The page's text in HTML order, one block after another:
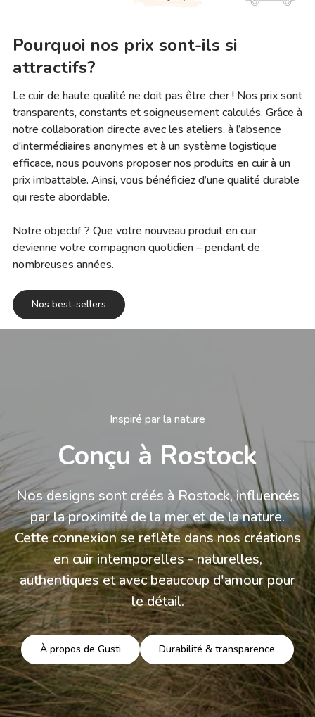
Pourquoi nos prix sont-ils si
attractifs?
Le cuir de haute qualité ne doit pas être cher ! Nos prix sont
transparents, constants et soigneusement calculés. Grâce à
notre collaboration directe avec les ateliers, à l’absence
d’intermédiaires anonymes et à un système logistique
efficace, nous pouvons proposer nos produits en cuir à un
prix imbattable. Ainsi, vous bénéficiez d’une qualité durable
qui reste abordable.
Notre objectif ? Que votre nouveau produit en cuir
devienne votre compagnon quotidien – pendant de
nombreuses années.
Nos best-sellers
Inspiré par la nature
Conçu à Rostock
Nos designs sont créés à Rostock, influencés
par la proximité de la mer et de la nature.
Cette connexion se reflète dans nos créations
en cuir intemporelles - naturelles,
authentiques et avec beaucoup d'amour pour
le détail.
À propos de Gusti Durabilité & transparence